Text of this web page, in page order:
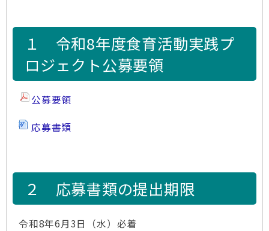
１ 令和8年度食育活動実践プ
ロジェクト公募要領
公募要領
応募書類
２ 応募書類の提出期限
令和8年6月3日（水）必着